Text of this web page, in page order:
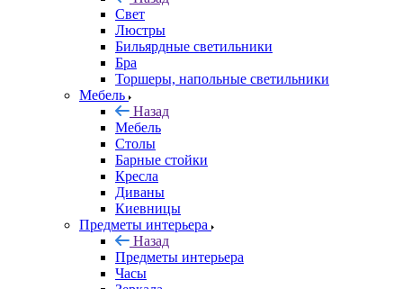
Свет
Люстры
Бильярдные светильники
Бра
Торшеры, напольные светильники
Мебель
Назад
Мебель
Столы
Барные стойки
Кресла
Диваны
Киевницы
Предметы интерьера
Назад
Предметы интерьера
Часы